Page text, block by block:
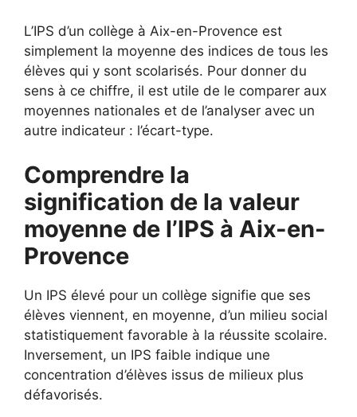
L’IPS d’un collège à Aix-en-Provence est
simplement la moyenne des indices de tous les
élèves qui y sont scolarisés. Pour donner du
sens à ce chiffre, il est utile de le comparer aux
moyennes nationales et de l’analyser avec un
autre indicateur : l’écart-type.
Comprendre la
signification de la valeur
moyenne de l’IPS à Aix-en-
Provence
Un IPS élevé pour un collège signifie que ses
élèves viennent, en moyenne, d’un milieu social
statistiquement favorable à la réussite scolaire.
Inversement, un IPS faible indique une
concentration d’élèves issus de milieux plus
défavorisés.